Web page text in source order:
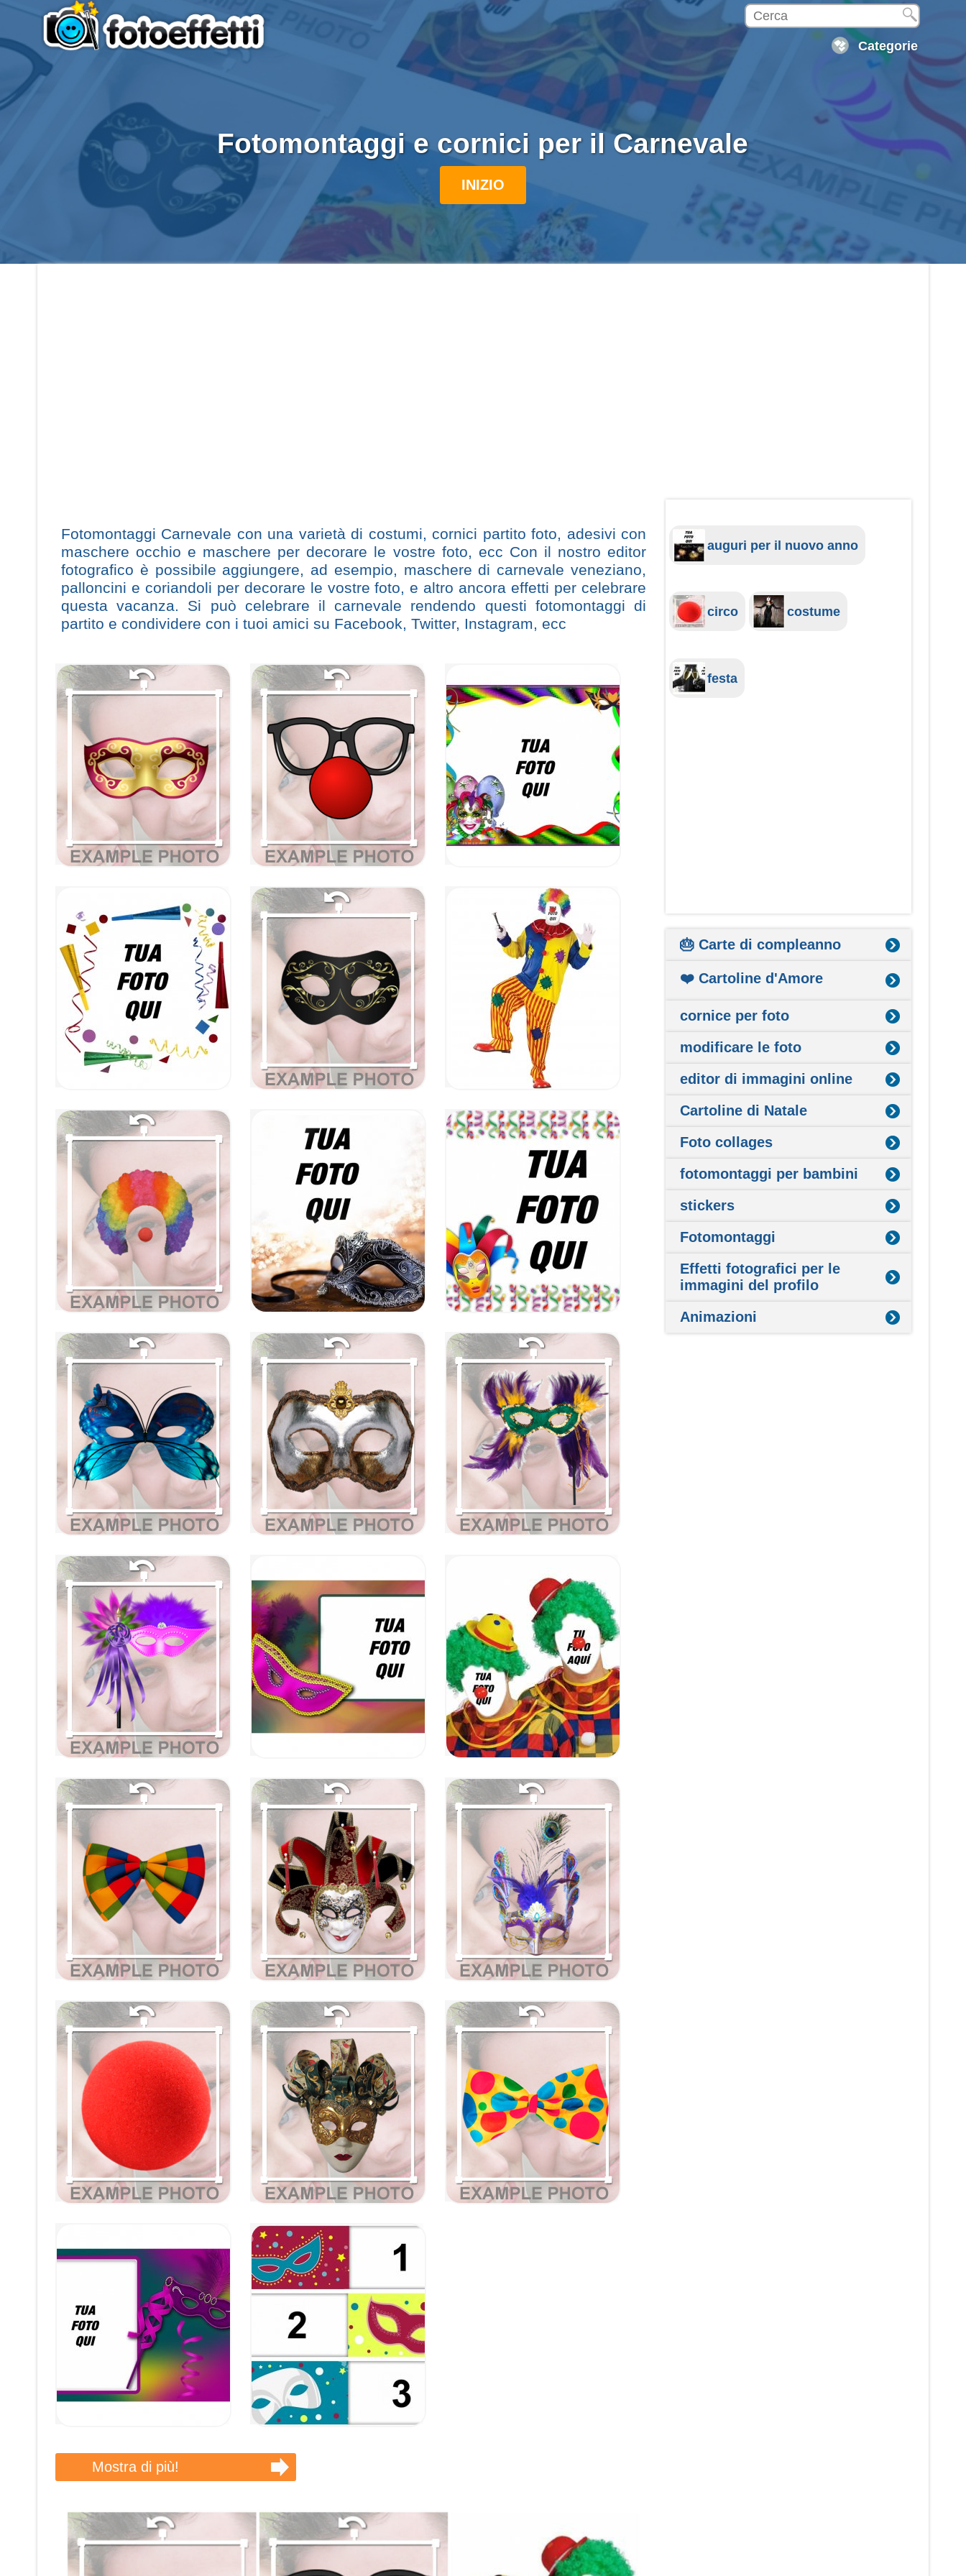
Categorie
Fotomontaggi e cornici per il Carnevale
INIZIO
Fotomontaggi Carnevale con una varietà di costumi, cornici partito foto, adesivi con
maschere occhio e maschere per decorare le vostre foto, ecc Con il nostro editor
fotografico è possibile aggiungere, ad esempio, maschere di carnevale veneziano,
palloncini e coriandoli per decorare le vostre foto, e altro ancora effetti per celebrare
questa vacanza. Si può celebrare il carnevale rendendo questi fotomontaggi di
partito e condividere con i tuoi amici su Facebook, Twitter, Instagram, ecc
Mostra di più!
auguri per il nuovo anno
circo costume
festa
🎂 Carte di compleanno
❤️ Cartoline d'Amore
cornice per foto
modificare le foto
editor di immagini online
Cartoline di Natale
Foto collages
fotomontaggi per bambini
stickers
Fotomontaggi
Effetti fotografici per le
immagini del profilo
Animazioni